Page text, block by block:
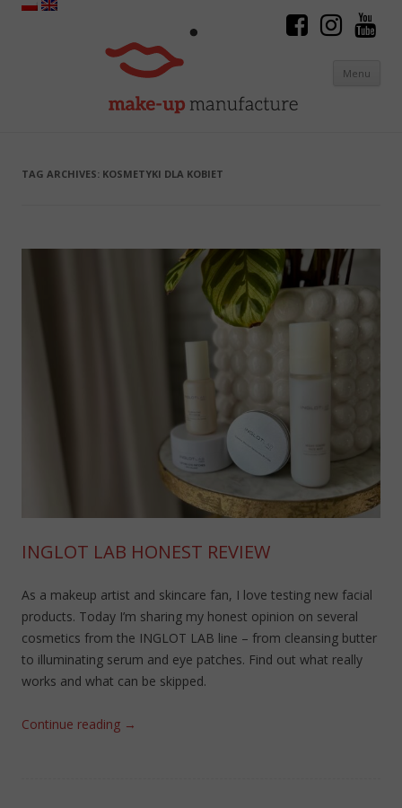
Menu
TAG ARCHIVES: KOSMETYKI DLA KOBIET
INGLOT LAB HONEST REVIEW
As a makeup artist and skincare fan, I love testing new facial
products. Today I’m sharing my honest opinion on several
cosmetics from the INGLOT LAB line – from cleansing butter
to illuminating serum and eye patches. Find out what really
works and what can be skipped.
Continue reading →